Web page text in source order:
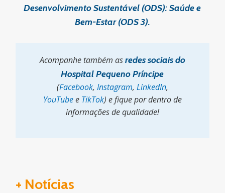
Desenvolvimento Sustentável (ODS): Saúde e
Bem-Estar (ODS 3).
Acompanhe também asredes sociais do
Hospital Pequeno Príncipe
(Facebook, Instagram, LinkedIn,
YouTubee TikTok) e fique por dentro de
informações de qualidade!
+ Notícias